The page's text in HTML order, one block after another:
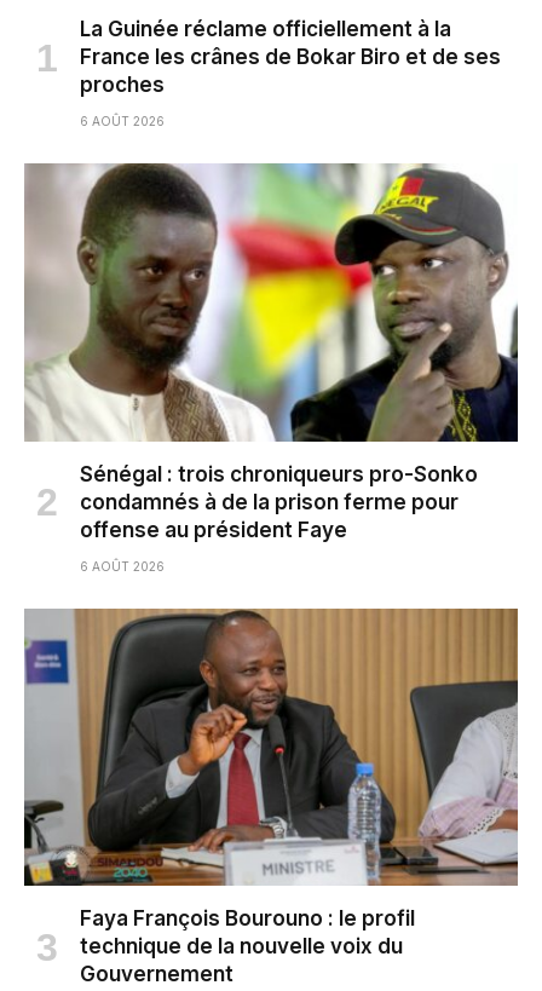
La Guinée réclame officiellement à la
France les crânes de Bokar Biro et de ses
proches
6 AOÛT 2026
Sénégal : trois chroniqueurs pro-Sonko
condamnés à de la prison ferme pour
offense au président Faye
6 AOÛT 2026
Faya François Bourouno : le profil
technique de la nouvelle voix du
Gouvernement